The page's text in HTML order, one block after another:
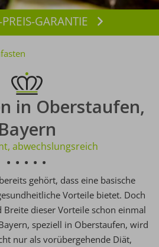
GARANTIE Buchen
in Oberstaufen,
Bayern
abwechslungsreich
gehört, dass eine basische
Vorteile bietet. Doch
Breite dieser Vorteile schon einmal
speziell in Oberstaufen, wird
nur als vorübergehende Diät,